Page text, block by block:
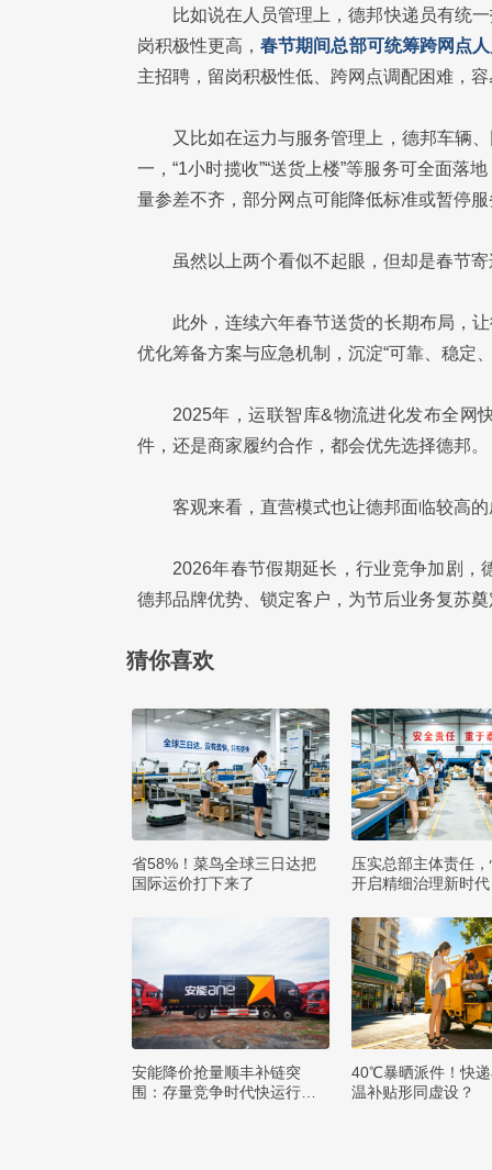
比如说在人员管理上，德邦快递员有统
岗积极性更高，春节期间总部可统筹跨网点
主招聘，留岗积极性低、跨网点调配困难，
又比如在运力与服务管理上，德邦车辆
一，“1小时揽收”“送货上楼”等服务可全面落
量参差不齐，部分网点可能降低标准或暂停
虽然以上两个看似不起眼，但却是春节
此外，连续六年春节送货的长期布局，
优化筹备方案与应急机制，沉淀“可靠、稳定
2025年，运联智库&物流进化发布全网
件，还是商家履约合作，都会优先选择德邦。
客观来看，直营模式也让德邦面临较高
2026年春节假期延长，行业竞争加剧
德邦品牌优势、锁定客户，为节后业务复苏
猜你喜欢
省58%！菜鸟全球三日达把
国际运价打下来了
压实总部主体责任
开启精细治理新时代
安能降价抢量顺丰补链突
围：存量竞争时代快运行业
40℃暴晒派件！快
温补贴形同虚设？